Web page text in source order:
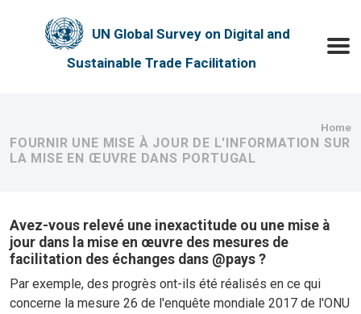
UN Global Survey on Digital and
Sustainable Trade Facilitation
Home
FOURNIR UNE MISE À JOUR DE L'INFORMATION SUR
LA MISE EN ŒUVRE DANS PORTUGAL
Avez-vous relevé une inexactitude ou une mise à
jour dans la mise en œuvre des mesures de
facilitation des échanges dans @pays ?
Par exemple, des progrès ont-ils été réalisés en ce qui
concerne la mesure 26 de l'enquête mondiale 2017 de l'ONU